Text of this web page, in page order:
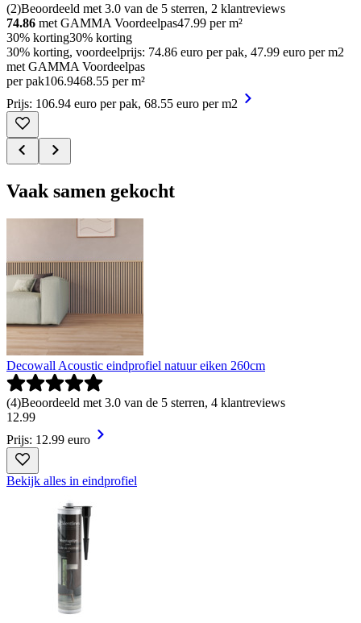
(2)Beoordeeld met 3.0 van de 5 sterren, 2 klantreviews
74.86 met GAMMA Voordeelpas47.99 per m²
30% korting30% korting
30% korting, voordeelprijs: 74.86 euro per pak, 47.99 euro per m2
met GAMMA Voordeelpas
per pak106.9468.55 per m²
Prijs: 106.94 euro per pak, 68.55 euro per m2
Vaak samen gekocht
Decowall Acoustic eindprofiel natuur eiken 260cm
(4)Beoordeeld met 3.0 van de 5 sterren, 4 klantreviews
12.99
Prijs: 12.99 euro
Bekijk alles in eindprofiel